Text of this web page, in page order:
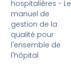
hospitalières - Le
manuel de
gestion de la
qualité pour
l'ensemble de
l'hôpital